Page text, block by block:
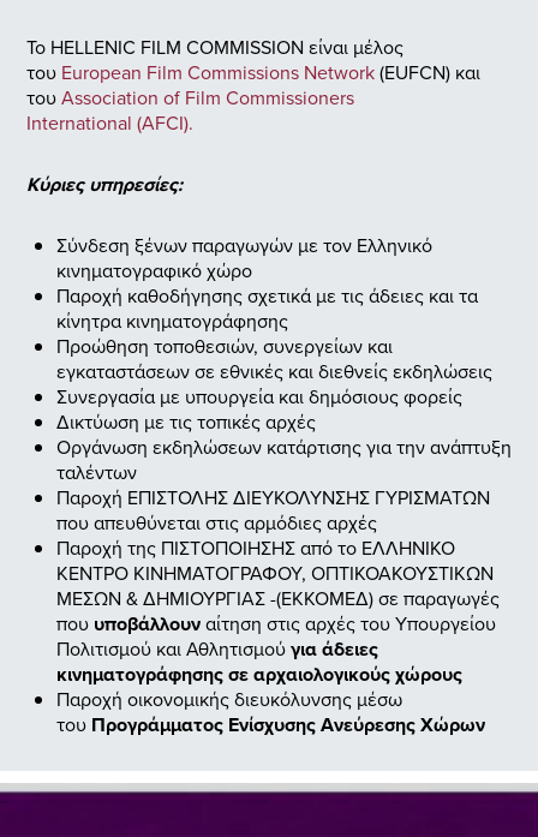
Το HELLENIC FILM COMMISSION είναι μέλος
του European Film Commissions Network(EUFCN) και
τουAssociation of Film Commissioners
International (AFCI).
Κύριες υπηρεσίες:
Σύνδεση ξένων παραγωγών με τον Ελληνικό
κινηματογραφικό χώρο
Παροχή καθοδήγησης σχετικά με τις άδειες και τα
κίνητρα κινηματογράφησης
Προώθηση τοποθεσιών, συνεργείων και
εγκαταστάσεων σε εθνικές και διεθνείς εκδηλώσεις
Συνεργασία με υπουργεία και δημόσιους φορείς
Δικτύωση με τις τοπικές αρχές
Οργάνωση εκδηλώσεων κατάρτισης για την ανάπτυξη
ταλέντων
Παροχή ΕΠΙΣΤΟΛΗΣ ΔΙΕΥΚΟΛΥΝΣΗΣ ΓΥΡΙΣΜΑΤΩΝ
που απευθύνεται στις αρμόδιες αρχές
Παροχή της ΠΙΣΤΟΠΟΙΗΣΗΣ από το ΕΛΛΗΝΙΚΟ
ΚΕΝΤΡΟ ΚΙΝΗΜΑΤΟΓΡΑΦΟΥ, ΟΠΤΙΚΟΑΚΟΥΣΤΙΚΩΝ
ΜΕΣΩΝ & ΔΗΜΙΟΥΡΓΙΑΣ -(ΕΚΚΟΜΕΔ) σε παραγωγές
που υποβάλλουναίτηση στις αρχές του Υπουργείου
Πολιτισμού και Αθλητισμούγια άδειες
κινηματογράφησης σε αρχαιολογικούς χώρους
Παροχή οικονομικής διευκόλυνσης μέσω
του Προγράμματος Ενίσχυσης Ανεύρεσης Χώρων